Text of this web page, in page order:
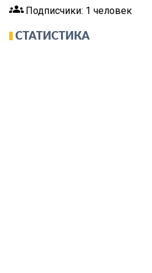
groups Подписчики: 1 человек
СТАТИСТИКА